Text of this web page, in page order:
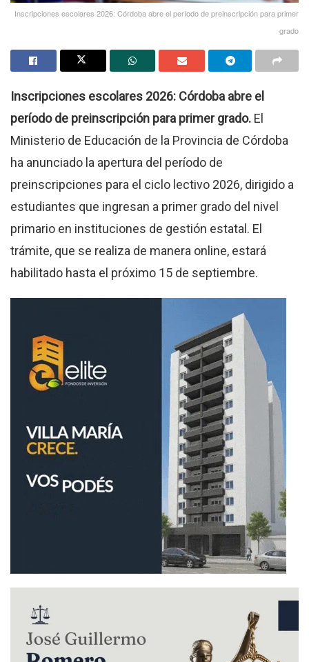
Inscripciones escolares 2026: Córdoba abre el período de preinscripción para primer
grado
Inscripciones escolares 2026: Córdoba abre el
período de preinscripción para primer grado. El
Ministerio de Educación de la Provincia de Córdoba
ha anunciado la apertura del período de
preinscripciones para el ciclo lectivo 2026, dirigido a
estudiantes que ingresan a primer grado del nivel
primario en instituciones de gestión estatal. El
trámite, que se realiza de manera online, estará
habilitado hasta el próximo 15 de septiembre.